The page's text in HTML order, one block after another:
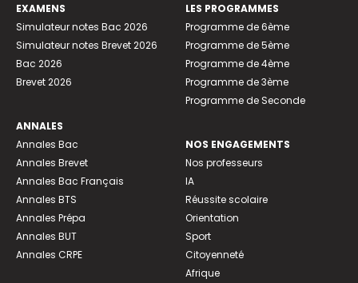
EXAMENS
Simulateur notes Bac 2026
Simulateur notes Brevet 2026
Bac 2026
Brevet 2026
ANNALES
Annales Bac
Annales Brevet
Annales Bac Français
Annales BTS
Annales Prépa
Annales BUT
Annales CRPE
LES PROGRAMMES
Programme de 6ème
Programme de 5ème
Programme de 4ème
Programme de 3ème
Programme de Seconde
NOS ENGAGEMENTS
Nos professeurs
IA
Réussite scolaire
Orientation
Sport
Citoyenneté
Afrique